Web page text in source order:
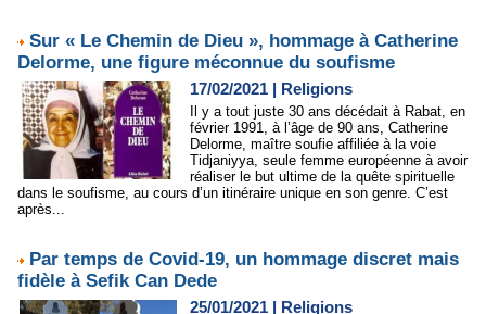
Sur « Le Chemin de Dieu », hommage à Catherine
Delorme, une figure méconnue du soufisme
17/02/2021 | Religions
Il y a tout juste 30 ans décédait à Rabat, en
février 1991, à l’âge de 90 ans, Catherine
Delorme, maître soufie affiliée à la voie
Tidjaniyya, seule femme européenne à avoir
réaliser le but ultime de la quête spirituelle
dans le soufisme, au cours d’un itinéraire unique en son genre. C’est
après...
Par temps de Covid-19, un hommage discret mais
fidèle à Sefik Can Dede
25/01/2021 | Religions